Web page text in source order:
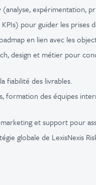
expérimentation,
pour guider les prises
en lien avec les
design et métier pour
fiabilité des livrables.
formation des équipes
et support pour
globale de LexisNexis